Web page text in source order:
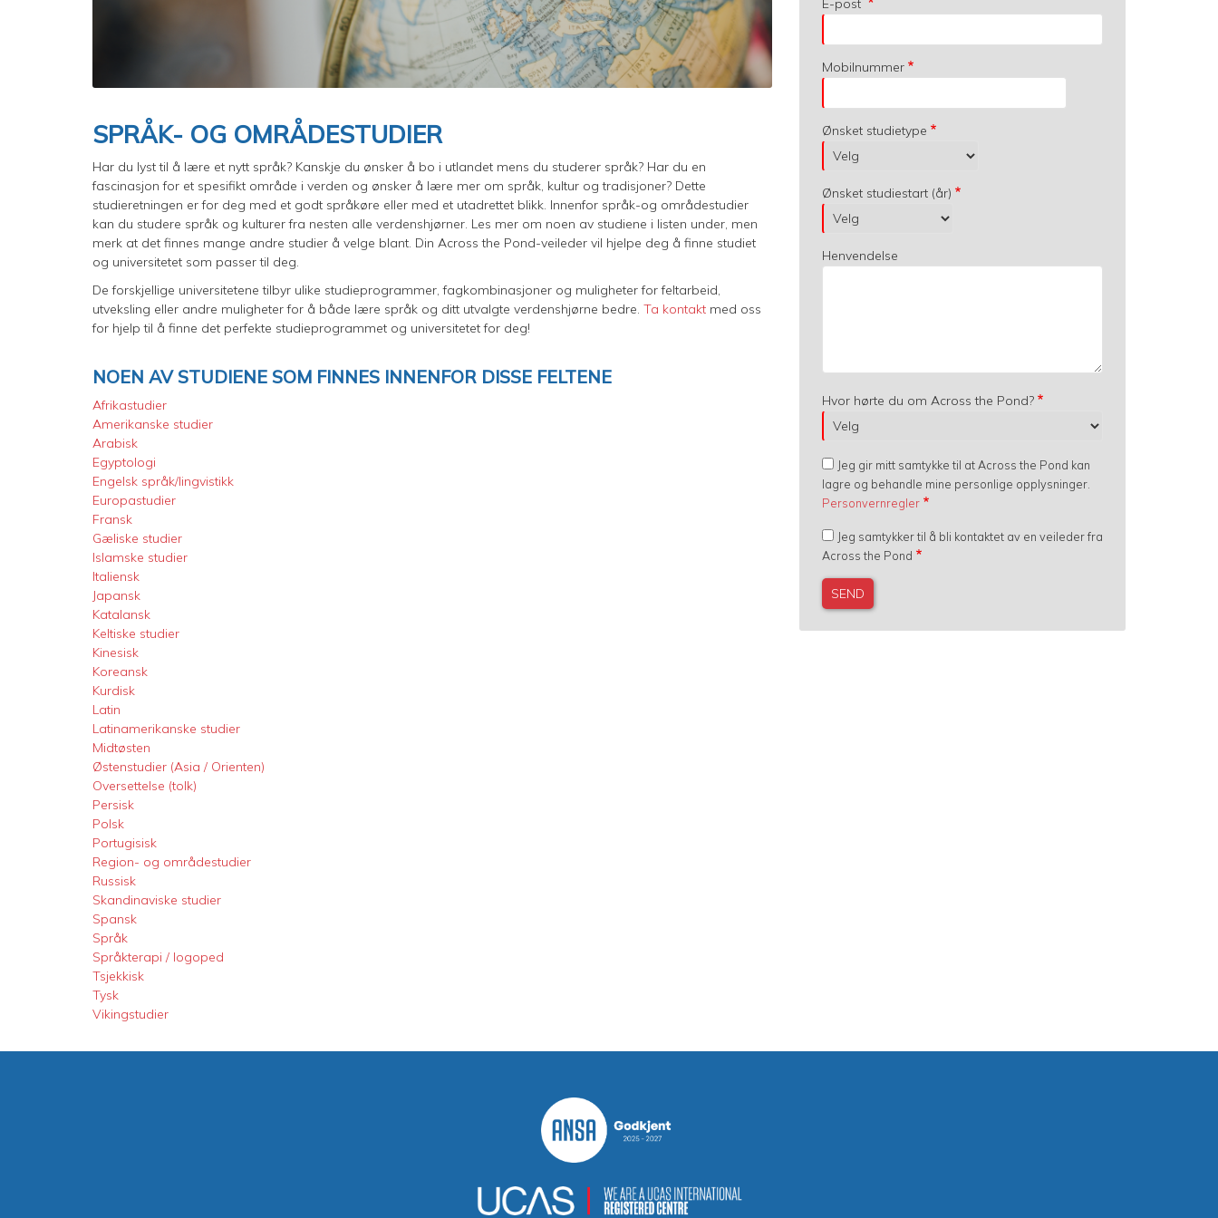
SPRÅK- OG OMRÅDESTUDIER
Har du lyst til å lære et nytt språk? Kanskje du ønsker å bo i utlandet mens du studerer språk? Har du en
fascinasjon for et spesifikt område i verden og ønsker å lære mer om språk, kultur og tradisjoner? Dette
studieretningen er for deg med et godt språkøre eller med et utadrettet blikk. Innenfor språk-og områdestudier
kan du studere språk og kulturer fra nesten alle verdenshjørner. Les mer om noen av studiene i listen under, men
merk at det finnes mange andre studier å velge blant. Din Across the Pond-veileder vil hjelpe deg å finne studiet
og universitetet som passer til deg.
De forskjellige universitetene tilbyr ulike studieprogrammer, fagkombinasjoner og muligheter for feltarbeid,
utveksling eller andre muligheter for å både lære språk og ditt utvalgte verdenshjørne bedre. Ta kontakt med oss
for hjelp til å finne det perfekte studieprogrammet og universitetet for deg!
NOEN AV STUDIENE SOM FINNES INNENFOR DISSE FELTENE
Afrikastudier
Amerikanske studier
Arabisk
Egyptologi
Engelsk språk/lingvistikk
Europastudier
Fransk
Gæliske studier
Islamske studier
Italiensk
Japansk
Katalansk
Keltiske studier
Kinesisk
Koreansk
Kurdisk
Latin
Latinamerikanske studier
Midtøsten
Østenstudier (Asia / Orienten)
Oversettelse (tolk)
Persisk
Polsk
Portugisisk
Region- og områdestudier
Russisk
Skandinaviske studier
Spansk
Språk
Språkterapi / logoped
Tsjekkisk
Tysk
Vikingstudier
E-post
Mobilnummer
Ønsket studietype
Ønsket studiestart (år)
Henvendelse
Hvor hørte du om Across the Pond?
Jeg gir mitt samtykke til at Across the Pond kan
lagre og behandle mine personlige opplysninger.
Personvernregler
Jeg samtykker til å bli kontaktet av en veileder fra
Across the Pond